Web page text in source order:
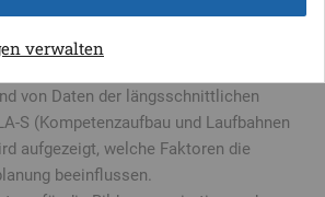
verwalten
der Grundschule wird von den
von Daten der längsschnittlichen
S (Kompetenzaufbau und Laufbahnen
aufgezeigt, welche Faktoren die
beeinflussen.